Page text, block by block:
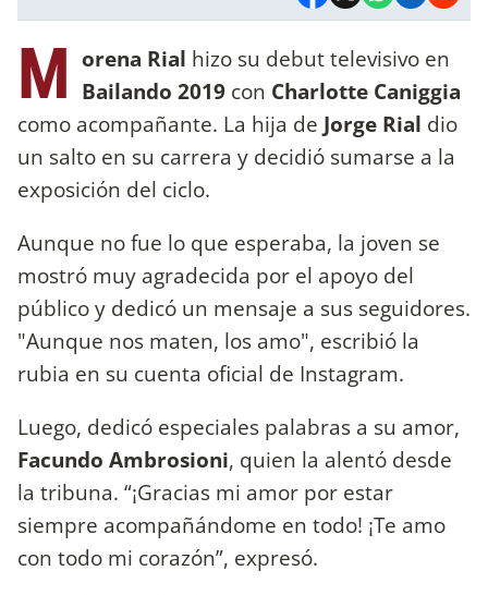
M orena Rial hizo su debut televisivo en
Bailando 2019 con Charlotte Caniggia
como acompañante. La hija de Jorge Rial dio
un salto en su carrera y decidió sumarse a la
exposición del ciclo.
Aunque no fue lo que esperaba, la joven se
mostró muy agradecida por el apoyo del
público y dedicó un mensaje a sus seguidores.
"Aunque nos maten, los amo", escribió la
rubia en su cuenta oficial de Instagram.
Luego, dedicó especiales palabras a su amor,
Facundo Ambrosioni, quien la alentó desde
la tribuna. “¡Gracias mi amor por estar
siempre acompañándome en todo! ¡Te amo
con todo mi corazón”, expresó.